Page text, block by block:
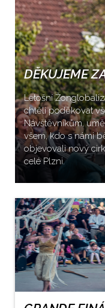
DĚKUJEME
Letošní
chtěli poděkovat
Návštěvníkům,
všem, kdo s námi
objevovali nový
celé Plzni.